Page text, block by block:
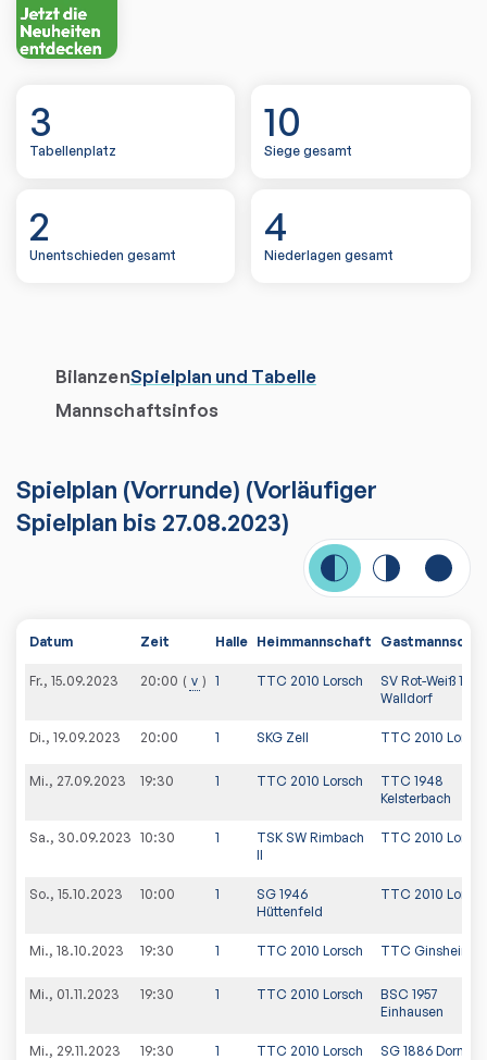
3
Tabellenplatz
10
Siege gesamt
2
Unentschieden gesamt
4
Niederlagen gesamt
BilanzenSpielplan und Tabelle
Mannschaftsinfos
Spielplan (Vorrunde) (Vorläufiger
Spielplan bis 27.08.2023)
Datum Zeit Halle Heimmannschaft
Fr., 15.09.2023 20:00 v 1 TTC 2010 Lorsch
SV Rot-Weiß 1914
Walldorf
Di., 19.09.2023 20:00 1 SKG Zell TTC 2010 Lorsch
Mi., 27.09.2023 19:30 1 TTC 2010 Lorsch
TTC 1948
Kelsterbach
Sa., 30.09.2023 10:30 1
TSK SW Rimbach
II
TTC 2010 Lorsch
So., 15.10.2023 10:00 1
SG 1946
Hüttenfeld
TTC 2010 Lorsch
Mi., 18.10.2023 19:30 1 TTC 2010 Lorsch TTC Ginsheim II
Mi., 01.11.2023 19:30 1 TTC 2010 Lorsch
BSC 1957
Einhausen
Mi., 29.11.2023 19:30 1 TTC 2010 Lorsch SG 1886